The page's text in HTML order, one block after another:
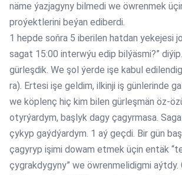
näme ýazjagyny bilmedi we öwrenmek
proýektlerini beýan ediberdi.
1 hepde soňra 5 iberilen hatdan yekejesi
sagat 15:00 interwýu edip bilýäsmi?”
gürleşdik. We şol ýerde işe kabul
ra). Ertesi işe geldim, ilkinji iş günlerinde
we köplenç hiç kim bilen gürleşmän öz-
otyrýardym, başlyk dagy çagyrmasa.
çykyp gaýdýardym. 1 aý geçdi. Bir gün
çagyryp işimi dowam etmek üçin entäk
çygrakdygyny” we öwrenmelidigmi aýtdy.